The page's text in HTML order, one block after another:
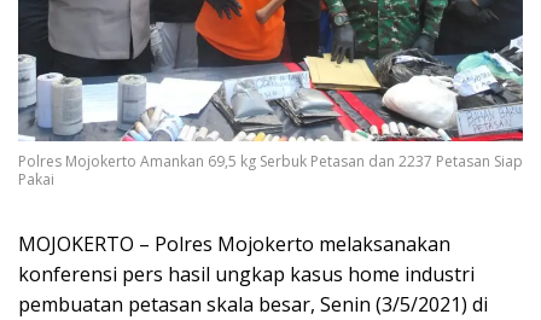
Polres Mojokerto Amankan 69,5 kg Serbuk Petasan dan 2237 Petasan Siap
Pakai
MOJOKERTO – Polres Mojokerto melaksanakan
konferensi pers hasil ungkap kasus home industri
pembuatan petasan skala besar, Senin (3/5/2021) di